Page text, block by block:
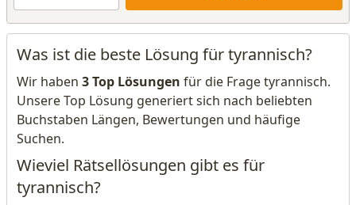
Was ist die beste Lösung für tyrannisch?
Wir haben 3 Top Lösungen für die Frage tyrannisch.
Unsere Top Lösung generiert sich nach beliebten
Buchstaben Längen, Bewertungen und häufige
Suchen.
Wieviel Rätsellösungen gibt es für
tyrannisch?